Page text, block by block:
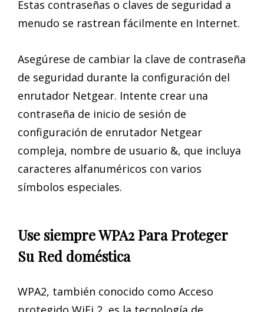
Estas contraseñas o claves de seguridad a
menudo se rastrean fácilmente en Internet.
Asegúrese de cambiar la clave de contraseña
de seguridad durante la configuración del
enrutador Netgear. Intente crear una
contraseña de inicio de sesión de
configuración de enrutador Netgear
compleja, nombre de usuario &, que incluya
caracteres alfanuméricos con varios
símbolos especiales.
Use siempre WPA2 Para Proteger
Su Red doméstica
WPA2, también conocido como Acceso